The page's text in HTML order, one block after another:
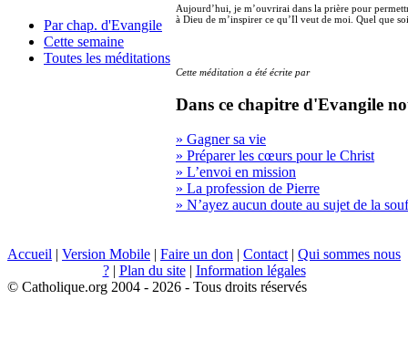
Par chap. d'Evangile
Cette semaine
Toutes les méditations
Aujourd’hui, je m’ouvrirai dans la prière pour
à Dieu de m’inspirer ce qu’Il veut de moi. Quel que
Cette méditation a été écrite par
Dans ce chapitre d'Evangile
» Gagner sa vie
» Préparer les cœurs pour le Christ
» L’envoi en mission
» La profession de Pierre
» N’ayez aucun doute au sujet de la
Accueil | Version Mobile | Faire un don | Contact | Qui sommes nous
?| Plan du site| Information légales
© Catholique.org 2004 - 2026 - Tous droits réservés